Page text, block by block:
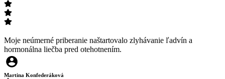
Moje neúmerné priberanie naštartovalo zlyhávanie ľadvín a
hormonálna liečba pred otehotnením.
Martina Konfederáková